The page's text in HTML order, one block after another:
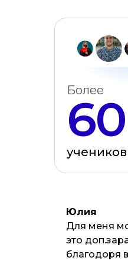
Более
учеников
Юлия
Для меня
это
благодоря